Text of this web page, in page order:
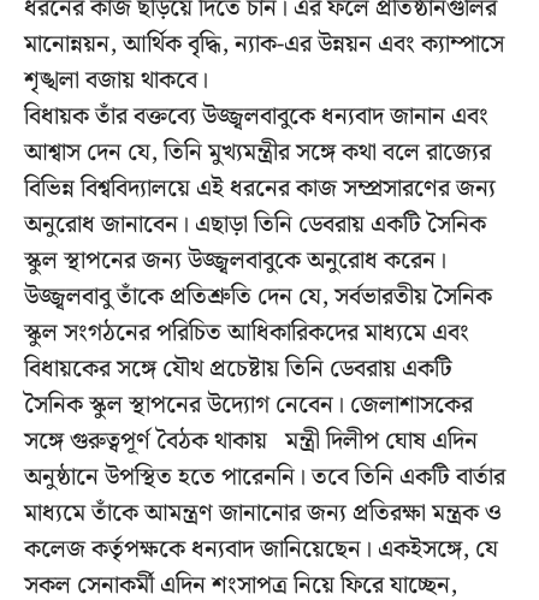
ধরনের কাজ ছড়িয়ে দিতে চান। এর ফলে প্রতিষ্ঠানগুলির
মানোন্নয়ন, আর্থিক বৃদ্ধি, ন্যাক-এর উন্নয়ন এবং ক্যাম্পাসে
শৃঙ্খলা বজায় থাকবে।
বিধায়ক তাঁর বক্তব্যে উজ্জ্বলবাবুকে ধন্যবাদ জানান এবং
আশ্বাস দেন যে, তিনি মুখ্যমন্ত্রীর সঙ্গে কথা বলে রাজ্যের
বিভিন্ন বিশ্ববিদ্যালয়ে এই ধরনের কাজ সম্প্রসারণের জন্য
অনুরোধ জানাবেন। এছাড়া তিনি ডেবরায় একটি সৈনিক
স্কুল স্থাপনের জন্য উজ্জ্বলবাবুকে অনুরোধ করেন।
উজ্জ্বলবাবু তাঁকে প্রতিশ্রুতি দেন যে, সর্বভারতীয় সৈনিক
স্কুল সংগঠনের পরিচিত আধিকারিকদের মাধ্যমে এবং
বিধায়কের সঙ্গে যৌথ প্রচেষ্টায় তিনি ডেবরায় একটি
সৈনিক স্কুল স্থাপনের উদ্যোগ নেবেন। জেলাশাসকের
সঙ্গে গুরুত্বপূর্ণ বৈঠক থাকায় মন্ত্রী দিলীপ ঘোষ এদিন
অনুষ্ঠানে উপস্থিত হতে পারেননি। তবে তিনি একটি বার্তার
মাধ্যমে তাঁকে আমন্ত্রণ জানানোর জন্য প্রতিরক্ষা মন্ত্রক ও
কলেজ কর্তৃপক্ষকে ধন্যবাদ জানিয়েছেন। একইসঙ্গে, যে
সকল সেনাকর্মী এদিন শংসাপত্র নিয়ে ফিরে যাচ্ছেন,